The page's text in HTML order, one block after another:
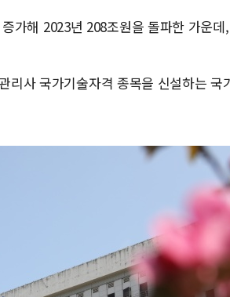
'월가의 황제' 다
양주 섬유염색
가해 2023년 208조원을 돌파한 가운데
사 국가기술자격 종목을 신설하는 국